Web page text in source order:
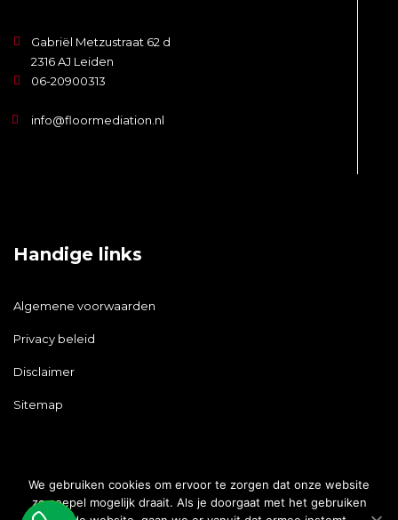
Gabriël Metzustraat 62 d
2316 AJ Leiden
06-20900313
info@floormediation.nl
Handige links
Algemene voorwaarden
Privacy beleid
Disclaimer
Sitemap
We gebruiken cookies om ervoor te zorgen dat onze website
zo soepel mogelijk draait. Als je doorgaat met het gebruiken